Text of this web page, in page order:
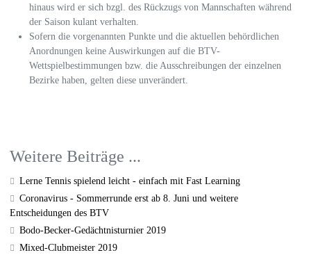
hinaus wird er sich bzgl. des Rückzugs von Mannschaften während
der Saison kulant verhalten.
Sofern die vorgenannten Punkte und die aktuellen behördlichen
Anordnungen keine Auswirkungen auf die BTV-
Wettspielbestimmungen bzw. die Ausschreibungen der einzelnen
Bezirke haben, gelten diese unverändert.
Weitere Beiträge ...
Lerne Tennis spielend leicht - einfach mit Fast Learning
Coronavirus - Sommerrunde erst ab 8. Juni und weitere
Entscheidungen des BTV
Bodo-Becker-Gedächtnisturnier 2019
Mixed-Clubmeister 2019